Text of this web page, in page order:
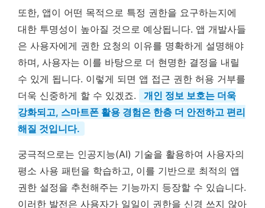
또한, 앱이 어떤 목적으로 특정 권한을 요구하는지에
대한 투명성이 높아질 것으로 예상됩니다. 앱 개발사들
은 사용자에게 권한 요청의 이유를 명확하게 설명해야
하며, 사용자는 이를 바탕으로 더 현명한 결정을 내릴
수 있게 됩니다. 이렇게 되면 앱 접근 권한 허용 거부를
더욱 신중하게 할 수 있겠죠.
개인 정보 보호는 더욱
강화되고, 스마트폰 활용 경험은 한층 더 안전하고 편리
해질 것입니다.
궁극적으로는 인공지능(AI) 기술을 활용하여 사용자의
평소 사용 패턴을 학습하고, 이를 기반으로 최적의 앱
권한 설정을 추천해주는 기능까지 등장할 수 있습니다.
이러한 발전은 사용자가 일일이 권한을 신경 쓰지 않아